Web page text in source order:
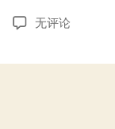
Web2.0
无评论